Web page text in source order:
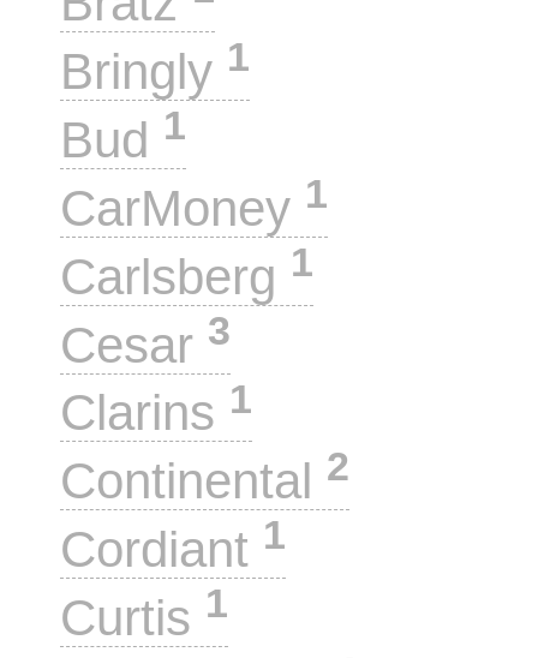
Bringly 1
Bud 1
CarMoney 1
Carlsberg 1
Cesar 3
Clarins 1
Continental 2
Cordiant 1
Curtis 1